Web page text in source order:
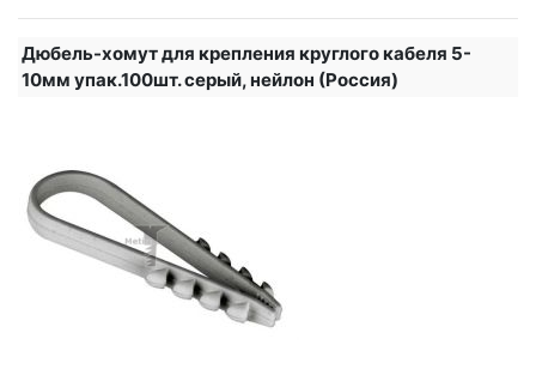
Дюбель-хомут для крепления круглого кабеля 5-
10мм упак.100шт. серый, нейлон (Россия)